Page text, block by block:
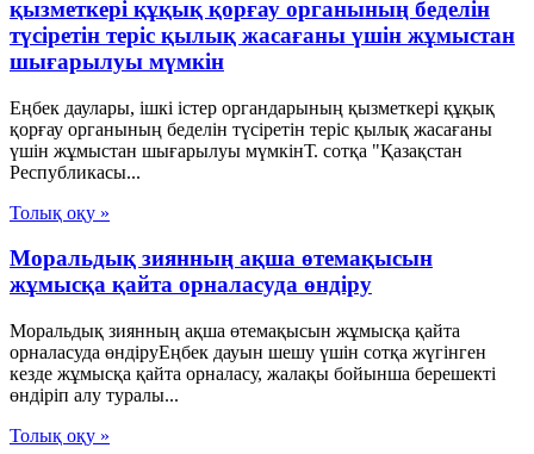
қызметкері құқық қорғау органының беделін
түсіретін теріс қылық жасағаны үшін жұмыстан
шығарылуы мүмкін
Еңбек даулары, ішкі істер органдарының қызметкері құқық
қорғау органының беделін түсіретін теріс қылық жасағаны
үшін жұмыстан шығарылуы мүмкінТ. сотқа "Қазақстан
Республикасы...
Толық оқу »
Моральдық зиянның ақша өтемақысын
жұмысқа қайта орналасуда өндіру
Моральдық зиянның ақша өтемақысын жұмысқа қайта
орналасуда өндіруЕңбек дауын шешу үшін сотқа жүгінген
кезде жұмысқа қайта орналасу, жалақы бойынша берешекті
өндіріп алу туралы...
Толық оқу »